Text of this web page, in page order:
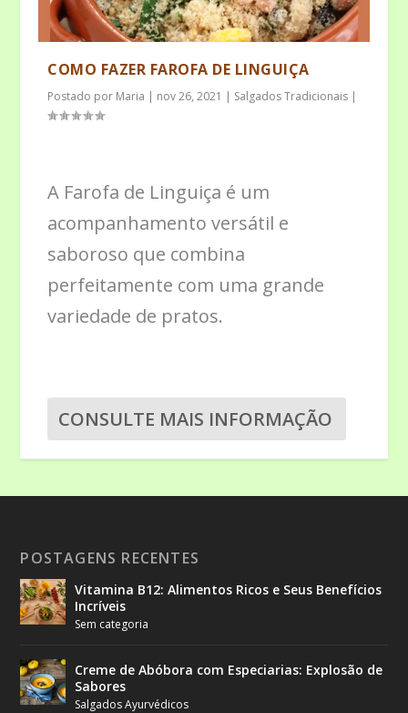
COMO FAZER FAROFA DE LINGUIÇA
Postado por Maria | nov 26, 2021 | Salgados Tradicionais |
A Farofa de Linguiça é um
acompanhamento versátil e
saboroso que combina
perfeitamente com uma grande
variedade de pratos.
CONSULTE MAIS INFORMAÇÃO
POSTAGENS RECENTES
Vitamina B12: Alimentos Ricos e Seus Benefícios
Incríveis
Sem categoria
Creme de Abóbora com Especiarias: Explosão de
Sabores
Salgados Ayurvédicos